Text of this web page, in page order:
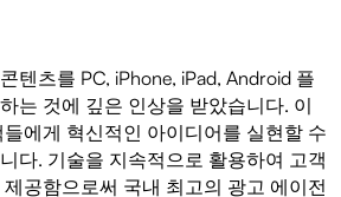
텐츠를 PC, iPhone, iPad, Android 플
는 것에 깊은 인상을 받았습니다. 이
에게 혁신적인 아이디어를 실현할 수
다. 기술을 지속적으로 활용하여 고객
공함으로써 국내 최고의 광고 에이전